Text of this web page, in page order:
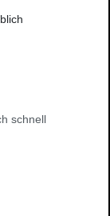
schnell